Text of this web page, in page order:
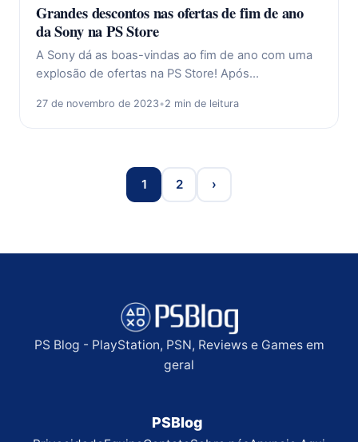
Grandes descontos nas ofertas de fim de ano
da Sony na PS Store
A Sony dá as boas-vindas ao fim de ano com uma
explosão de ofertas na PS Store! Após…
27 de novembro de 2023•2 min de leitura
1 2 ›
PS Blog - PlayStation, PSN, Reviews e Games em
geral
PSBlog